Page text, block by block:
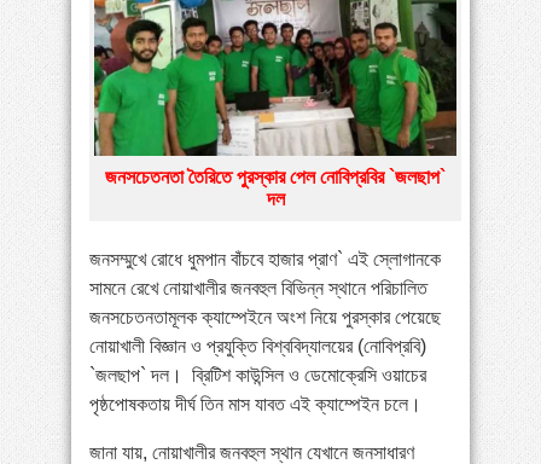
»পায়ের পাতা ব্যথার যত কারণ ও সমাধান
»বাংলাদেশে বাড়ছে মায়েলোমা রোগী—সমাধানে বিশেষজ্ঞদের
কর্মশালা
»কোমরব্যথা কেন হয়, কীভাবে এড়াবেন
জনসচেতনতা তৈরিতে পুরস্কার পেল নোবিপ্রবির `জলছাপ`
দল
জনসম্মুখে রোধে ধুমপান বাঁচবে হাজার প্রাণ` এই স্লোগানকে
সামনে রেখে নোয়াখালীর জনবহুল বিভিন্ন স্থানে পরিচালিত
জনসচেতনতামূলক ক্যাম্পেইনে অংশ নিয়ে পুরস্কার পেয়েছে
নোয়াখালী বিজ্ঞান ও প্রযুক্তি বিশ্ববিদ্যালয়ের (নোবিপ্রবি)
`জলছাপ` দল। ব্রিটিশ কাউন্সিল ও ডেমোক্রেসি ওয়াচের
পৃষ্ঠপোষকতায় দীর্ঘ তিন মাস যাবত এই ক্যাম্পেইন চলে।
জানা যায়, নোয়াখালীর জনবহুল স্থান যেখানে জনসাধারণ